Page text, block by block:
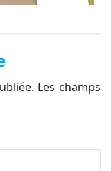
Les champs